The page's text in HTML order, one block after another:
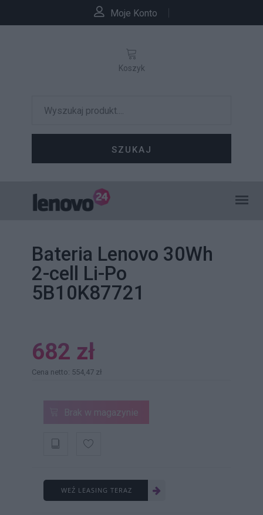
Moje Konto
SZUKAJ
Koszyk
Bateria Lenovo 30Wh
2-cell Li-Po
5B10K87721
682 zł
Cena netto: 554,47 zł
Brak w magazynie
WEŹ LEASING TERAZ